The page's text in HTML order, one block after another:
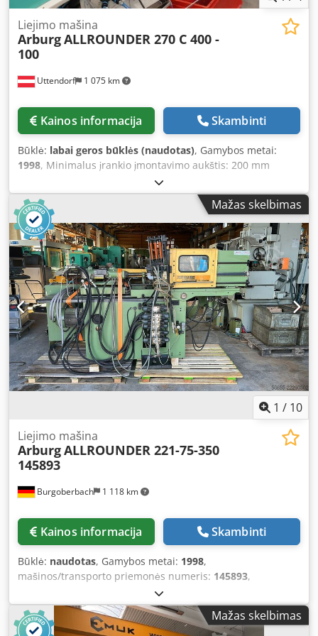
Uttendorf 1 075 km
Liejimo mašina
ArburgALLROUNDER 270 C 400 -
100
Kainos informacija Skambinti
Būklė: labai geros būklės (naudotas), Gamybos metai:
1998, Minimalus įrankio įmontavimo aukštis: 200 mm
Maksimalus plokščių atstumas: 550 mm Atramų atstumas:
270 x 270 mm Csdozkfh Sepfx Ac Esha Sraigtinių varžtų
skersmuo: 15 mm Uždarymo jėga: 400 kN Įskaičiuota:
temperatūros reguliavimo įrenginys Įskaičiuota: robotas,
skirtas medžiagų padavimui Staklės yra labai geros būklės
ir prijungtos prie elektros tinklo.
Mažas skelbimas
1 / 10
Burgoberbach 1 118 km
Liejimo mašina
ArburgALLROUNDER 221-75-350
145893
Kainos informacija Skambinti
Būklė: naudotas, Gamybos metai: 1998,
mašinos/transporto priemonės numeris: 145893,
, varžto skersmuo:
tarp stulpų:221 mm, darbinio tūrio:56 cm³, įpurškimo
slėgis:2 500 juosta, Parduodama švirkštinio liejimo mašina
Mažas skelbimas